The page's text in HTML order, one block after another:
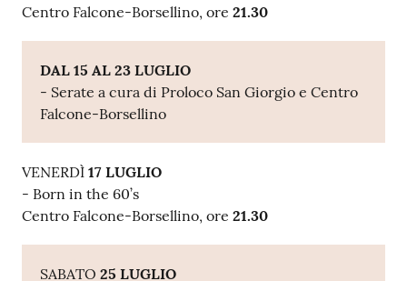
Centro Falcone-Borsellino, ore 21.30
DAL 15 AL 23 LUGLIO
- Serate a cura di Proloco San Giorgio e Centro
Falcone-Borsellino
VENERDÌ 17 LUGLIO
- Born in the 60’s
Centro Falcone-Borsellino, ore 21.30
SABATO 25 LUGLIO